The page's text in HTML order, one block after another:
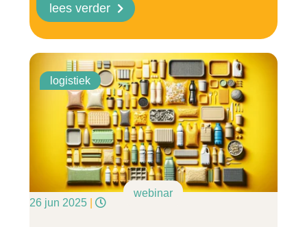
lees verder
logistiek
webinar
26 jun 2025